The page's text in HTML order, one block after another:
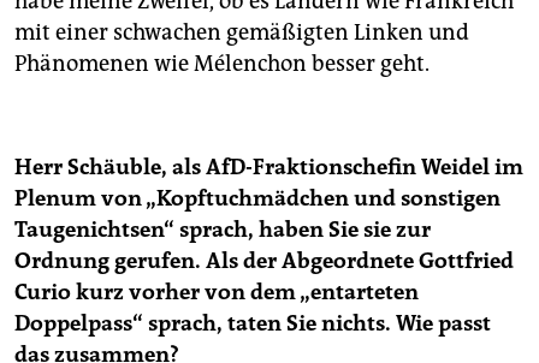
mit einer schwachen gemäßigten Linken und
Phänomenen wie Mélenchon besser geht.
Herr Schäuble, als AfD-Fraktionschefin Weidel im
Plenum von „Kopftuchmädchen und sonstigen
Taugenichtsen“ sprach, haben Sie sie zur
Ordnung gerufen. Als der Abgeordnete Gottfried
Curio kurz vorher von dem „entarteten
Doppelpass“ sprach, taten Sie nichts. Wie passt
das zusammen?